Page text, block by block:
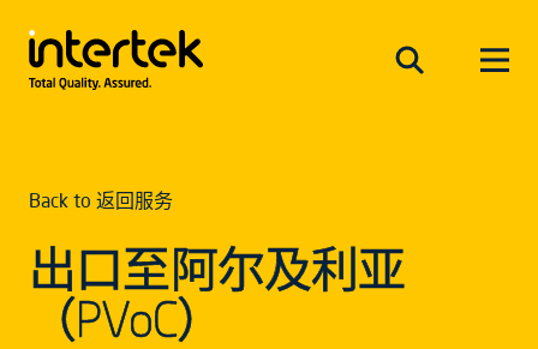
Back to 返回服务
出口至阿尔及利亚
（PVoC）